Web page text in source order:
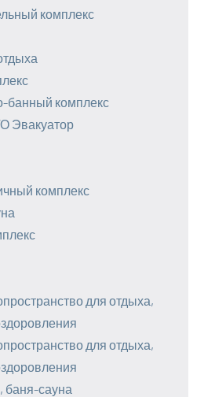
комплекс
банный комплекс
Эвакуатор
комплекс
для отдыха,
для отдыха,
баня-сауна